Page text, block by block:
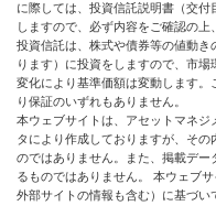
に際しては、投資信託説明書（交
しますので、必ず内容をご確認の上
投資信託は、株式や債券等の値動
ります）に投資をしますので、市
変化により基準価額は変動します
り保証のいずれもありません。
本ウェブサイトは、アセットマネ
タにより作成しておりますが、そ
のではありません。また、掲載デ
るものではありません。 本ウェブ
外部サイトの情報も含む）に基づ